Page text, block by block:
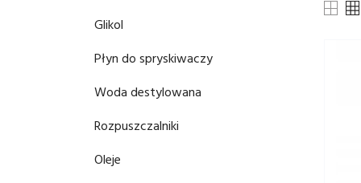
Glikol
Płyn do spryskiwaczy
Woda destylowana
Rozpuszczalniki
Oleje